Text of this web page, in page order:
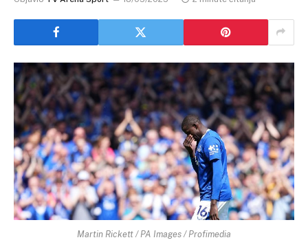
Martin Rickett / PA Images / Profimedia